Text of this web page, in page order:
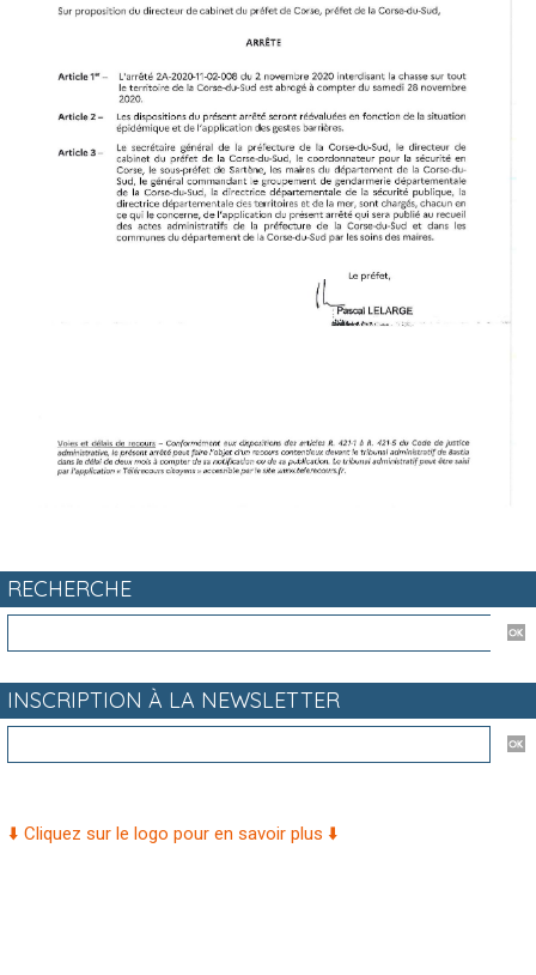
RECHERCHE
INSCRIPTION À LA NEWSLETTER
⬇️ Cliquez sur le logo pour en savoir plus ⬇️